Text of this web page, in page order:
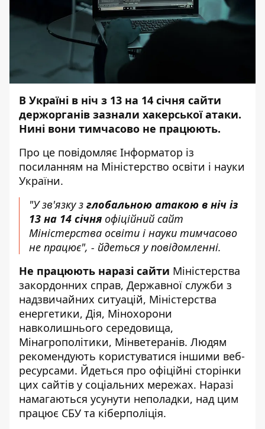
В Україні в ніч з 13 на 14 січня сайти
держорганів зазнали хакерської атаки.
Нині вони тимчасово не працюють.
Про це повідомляє Інформатор із
посиланням на Міністерство освіти і науки
України.
"У зв'язку з глобальною атакою в ніч із
13 на 14 січня офіційний сайт
Міністерства освіти і науки тимчасово
не працює", - йдеться у повідомленні.
Не працюють наразі сайти Міністерства
закордонних справ, Державної служби з
надзвичайних ситуацій, Міністерства
енергетики, Дія, Мінохорони
навколишнього середовища,
Мінагрополітики, Мінветеранів. Людям
рекомендують користуватися іншими веб-
ресурсами. Йдеться про офіційні сторінки
цих сайтів у соціальних мережах. Наразі
намагаються усунути неполадки, над цим
працює СБУ та кіберполіція.